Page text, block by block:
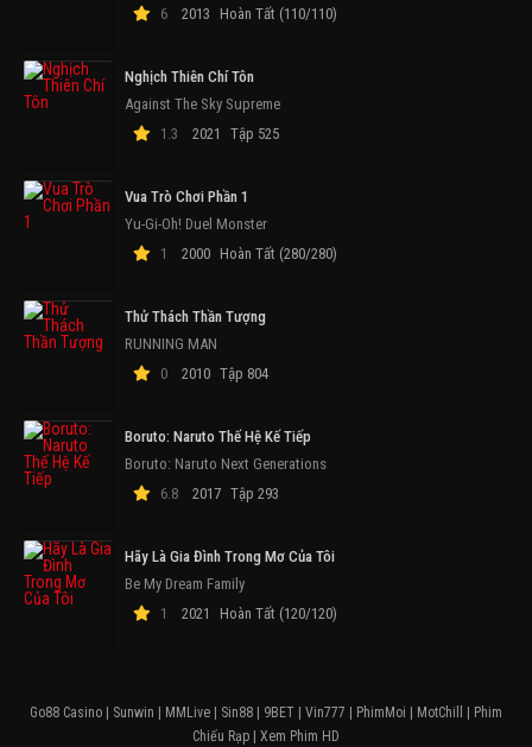
6
2013 Hoàn Tất (110/110)
Nghịch Thiên Chí Tôn
Against The Sky Supreme
1.3
2021 Tập 525
Vua Trò Chơi Phần 1
Yu-Gi-Oh! Duel Monster
1
2000 Hoàn Tất (280/280)
Thử Thách Thần Tượng
RUNNING MAN
0
2010 Tập 804
Boruto: Naruto Thế Hệ Kế Tiếp
Boruto: Naruto Next Generations
6.8
2017 Tập 293
Hãy Là Gia Đình Trong Mơ Của Tôi
Be My Dream Family
1
2021 Hoàn Tất (120/120)
Go88 Casino Sunwin MMLive Sin88 9BET Vin777 PhimMoi MotChill
Phim
Chiếu Rạp
Xem Phim HD